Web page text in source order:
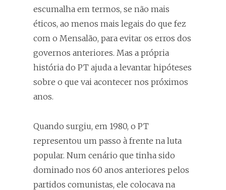
escumalha em termos, se não mais
éticos, ao menos mais legais do que fez
com o Mensalão, para evitar os erros dos
governos anteriores. Mas a própria
história do PT ajuda a levantar hipóteses
sobre o que vai acontecer nos próximos
anos.
Quando surgiu, em 1980, o PT
representou um passo à frente na luta
popular. Num cenário que tinha sido
dominado nos 60 anos anteriores pelos
partidos comunistas, ele colocava na